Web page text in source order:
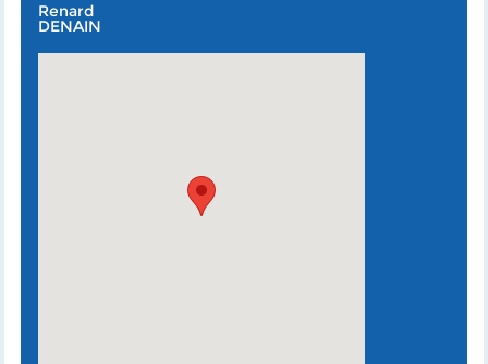
Renard
DENAIN